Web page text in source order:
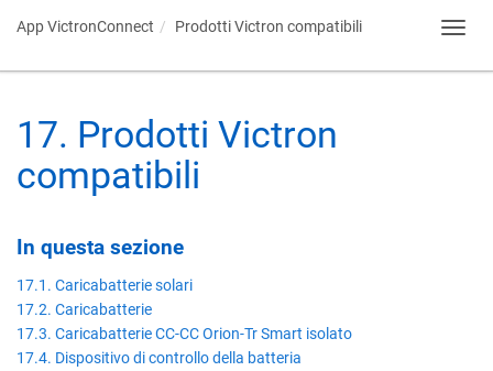
App VictronConnect Prodotti Victron compatibili
17. Prodotti Victron
compatibili
In questa sezione
17.1. Caricabatterie solari
17.2. Caricabatterie
17.3. Caricabatterie CC-CC Orion-Tr Smart isolato
17.4. Dispositivo di controllo della batteria